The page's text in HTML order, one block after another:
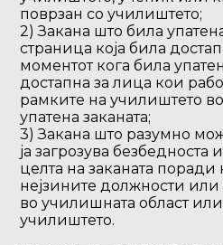
поврзан со училиштето;
2) Закана што била
страница која била
моментот кога била
достапна за лица кои
рамките на училиштето
упатена заканата;
3) Закана што разумно
ја загрозува безбедноста
целта на заканата поради
нејзините должности или
во училишната област
училиштето.